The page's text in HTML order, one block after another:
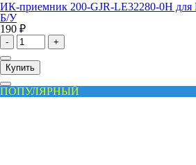
ИК-приемник 200-GJR-LE32280-0H для
Б/У
190 ₽
- +
Купить
ПОПУЛЯРНЫЙ